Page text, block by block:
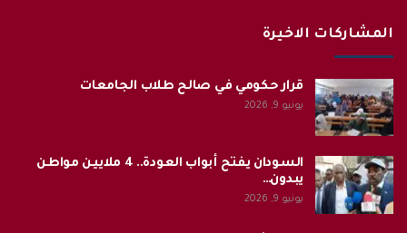
المشاركات الاخيرة
قرار حكومي في صالح طلاب الجامعات
يونيو 9, 2026
السودان يفتح أبواب العودة.. 4 ملايين مواطن
يبدون…
يونيو 9, 2026